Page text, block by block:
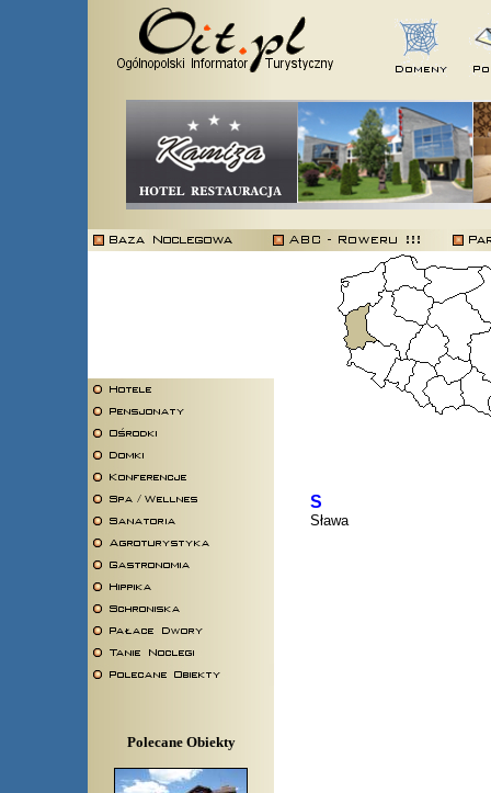
Polecane Obiekty
S
Sława